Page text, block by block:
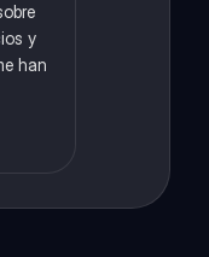
y
han